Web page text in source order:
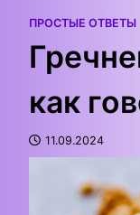
ПРОСТЫЕ ОТВЕТЫ
как
11.09.2024